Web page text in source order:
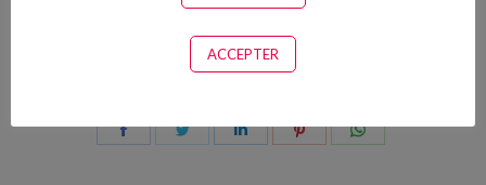
Diffusez nos conseils anti-burnout avec votre tribu de
ACCEPTER